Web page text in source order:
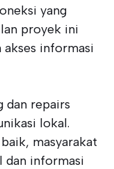
yang
proyek ini
informasi
dan repairs
lokal.
masyarakat
dan informasi